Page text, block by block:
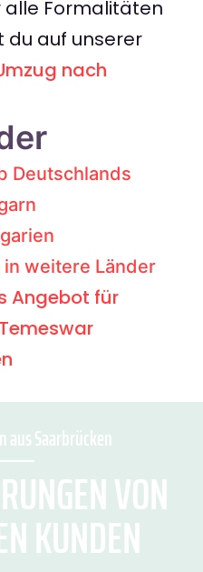
alle Formalitäten
du auf unserer
nach
Deutschlands
weitere Länder
Angebot für
aus Saarbrücken
VON
KUNDEN